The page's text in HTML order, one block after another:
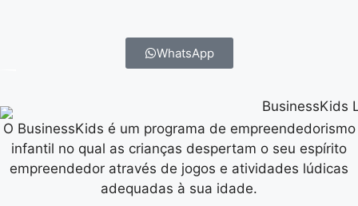
WhatsApp
O BusinessKids é um programa de empreendedorismo
infantil no qual as crianças despertam o seu espírito
empreendedor através de jogos e atividades lúdicas
adequadas à sua idade.